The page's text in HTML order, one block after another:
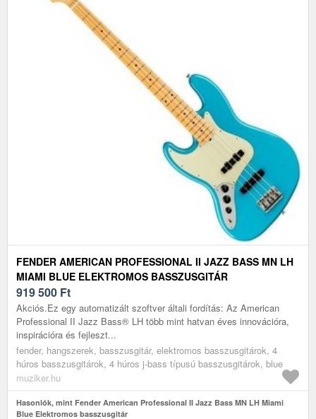
FENDER AMERICAN PROFESSIONAL II JAZZ BASS MN LH
MIAMI BLUE ELEKTROMOS BASSZUSGITÁR
919 500 Ft
Akciós.Ez egy automatizált szoftver általi fordítás: Az American
Professional II Jazz Bass® LH több mint hatvan éves innovációra,
inspirációra és fejleszt...
fender, hangszerek, basszusgitár, elektromos basszusgitárok, 4
húros basszusgitárok, 4 húros j-bass típusú basszusgitárok, blue
muziker.hu
Hasonlók, mint Fender American Professional II Jazz Bass MN LH Miami
Blue Elektromos basszusgitár